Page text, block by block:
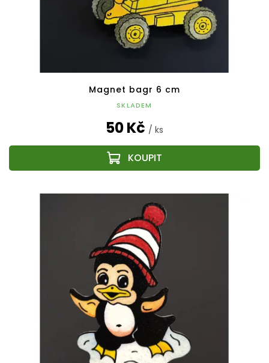
Magnet bagr 6 cm
SKLADEM
50 Kč / ks